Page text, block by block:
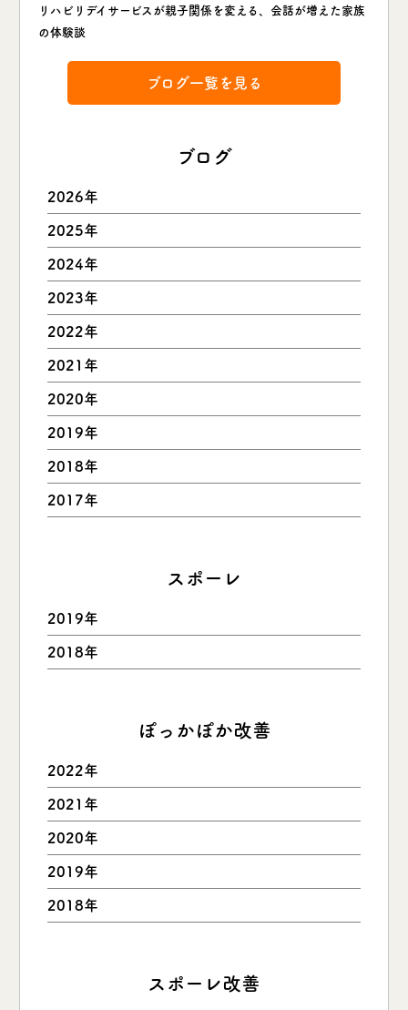
リハビリデイサービスが親子関係を変える、会話が増えた家族
の体験談
ブログ一覧を見る
ブログ
2026年
2025年
2024年
2023年
2022年
2021年
2020年
2019年
2018年
2017年
スポーレ
2019年
2018年
ぽっかぽか改善
2022年
2021年
2020年
2019年
2018年
スポーレ改善